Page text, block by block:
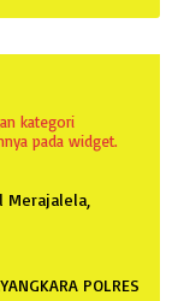
kategori
pada widget.
Merajalela,
POLRES